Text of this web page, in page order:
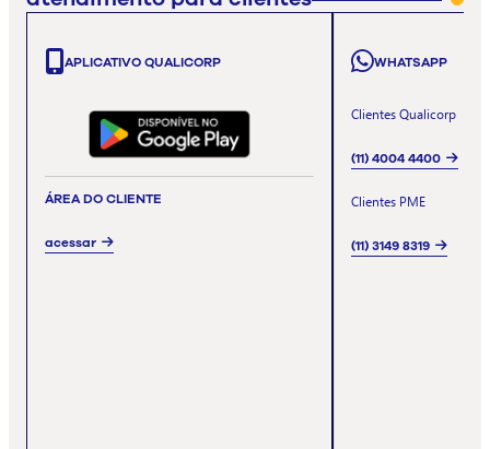
APLICATIVO QUALICORP
ÁREA DO CLIENTE
acessar
WHATSAPP
Clientes Qualicorp
(11) 4004 4400
Clientes PME
(11) 3149 8319